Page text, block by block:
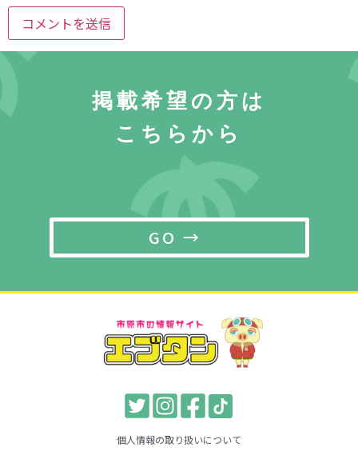
掲載希望の方は
こちらから
GO →
個人情報の取り扱いについて